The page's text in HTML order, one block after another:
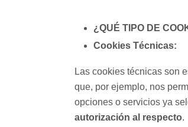
¿QUÉ TIPO DE
Cookies Técnicas:
Las cookies técnicas son
que, por ejemplo, nos
opciones o servicios ya
autorización al respecto.